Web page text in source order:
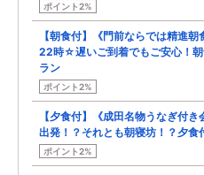
ポイント2%
【朝食付】《門前ならでは精進朝
22時☆遅いご到着でもご安心！
ラン
ポイント2%
【夕食付】《成田名物うなぎ付き
出発！？それとも朝寝坊！？夕食
ポイント2%